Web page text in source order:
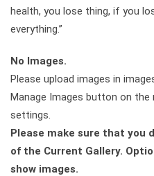
health, you lose thing, if you
everything.”
No Images.
Please upload images in
Manage Images button on
settings.
Please make sure that you
of the Current Gallery.
show images.